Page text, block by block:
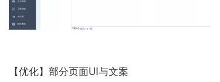
【优化】部分页面UI与文案